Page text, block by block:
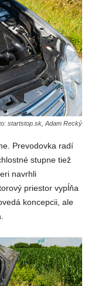
startstop.sk, Adam Recký
Prevodovka radí
stupne tiež
navrhli
priestor vypĺňa
koncepcii, ale